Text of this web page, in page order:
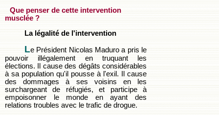
Que penser de cette intervention
musclée ?
La légalité de l'intervention
Le Président Nicolas Maduro a pris le
pouvoir illégalement en truquant les
élections. Il cause des dégâts considérables
à sa population qu'il pousse à l'exil. Il cause
des dommages à ses voisins en les
surchargeant de réfugiés, et participe à
empoisonner le monde en ayant des
relations troubles avec le trafic de drogue.